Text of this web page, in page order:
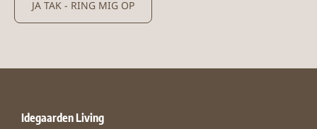
JA TAK - RING MIG OP
Idegaarden Living